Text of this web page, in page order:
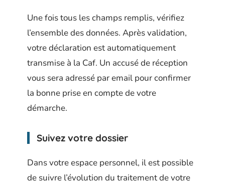
Une fois tous les champs remplis, vérifiez
l’ensemble des données. Après validation,
votre déclaration est automatiquement
transmise à la Caf. Un accusé de réception
vous sera adressé par email pour confirmer
la bonne prise en compte de votre
démarche.
Suivez votre dossier
Dans votre espace personnel, il est possible
de suivre l’évolution du traitement de votre